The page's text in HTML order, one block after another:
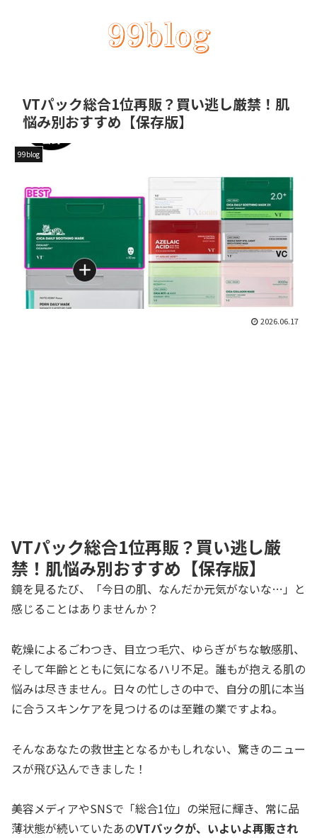
VTパック総合1位再販？買い逃し厳禁！肌
悩み別おすすめ【保存版】
99blog
2026.06.17
VTパック総合1位再販？買い逃し厳
禁！肌悩み別おすすめ【保存版】
鏡を見るたび、「今日の肌、なんだか元気がないな…」と
感じることはありませんか？
乾燥によるごわつき、目立つ毛穴、ゆらぎがちな敏感肌、
そして年齢とともに気になるハリ不足。誰もが抱える肌の
悩みは尽きません。日々の忙しさの中で、自分の肌に本当
に合うスキンケアを見つけるのは至難の業ですよね。
そんなあなたの救世主となるかもしれない、驚きのニュー
スが飛び込んできました！
美容メディアやSNSで「総合1位」の栄冠に輝き、常に品
薄状態が続いていたあのVTパックが、いよいよ再販され